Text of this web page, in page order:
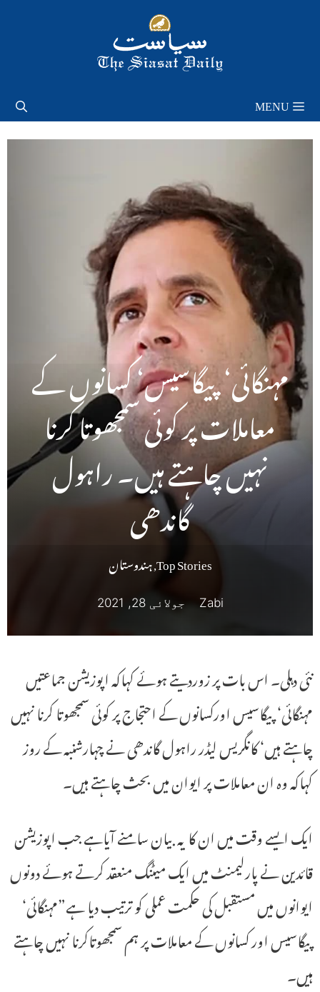
MENU
مہنگائی‘ پیگاسیس‘ کسانوں کے
معاملات پر کوئی سمجھوتا کرنا
نہیں چاہتے ہیں۔ راہول
گاندھی
Top Stories
,ہندوستان
Zabi جولائی 28, 2021
نئی دہلی۔ اس بات پر زوردیتے ہوئے کہاکہ اپوزیشن جماعتیں
مہنگائی‘ پیگاسیس اورکسانوں کے احتجاج پر کوئی سمجھوتا کرنا نہیں
چاہتے ہیں‘ کانگریس لیڈر راہول گاندھی نے چہارشنبہ کے روز
کہاکہ وہ ان معاملات پر ایوان میں بحث چاہتے ہیں۔
ایک ایسے وقت میں ان کا یہ بیان سامنے آیاہے جب اپوزیشن
قائدین نے پارلیمنٹ میں ایک میٹنگ منعقد کرتے ہوئے دونوں
ایوانوں میں مستقبل کی حکمت عملی کو ترتیب دیا ہے”مہنگائی‘
پیگاسیس اور کسانوں کے معاملات پر ہم سمجھوتاکرنا نہیں چاہتے
ہیں۔